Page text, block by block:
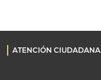
ATENCIÓN CIUDADANA